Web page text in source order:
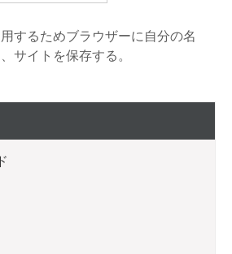
するためブラウザーに自分の名
サイトを保存する。